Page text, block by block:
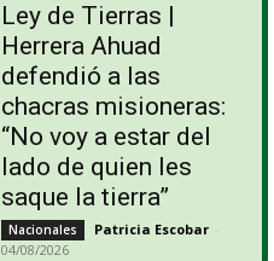
Ley de Tierras |
Herrera Ahuad
defendió a las
chacras misioneras:
“No voy a estar del
lado de quien les
saque la tierra”
Nacionales Patricia Escobar -
04/08/2026